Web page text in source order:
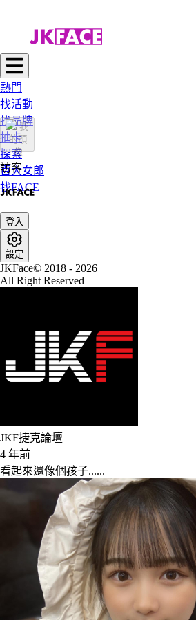
熱門
找活動
找品牌
抽卡
探索
百大女郎
找FACE
訪客
登入
設定
JKFace© 2018 - 2026
All Right Reserved
JKF捷克論壇
4 年前
看起來還像個孩子......